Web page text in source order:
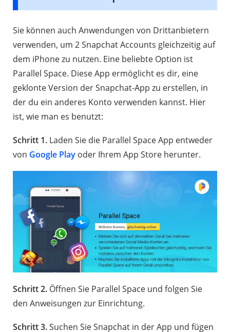
Sie können auch Anwendungen von Drittanbietern
verwenden, um 2 Snapchat Accounts gleichzeitig auf
dem iPhone zu nutzen. Eine beliebte Option ist
Parallel Space. Diese App ermöglicht es dir, eine
geklonte Version der Snapchat-App zu erstellen, in
der du ein anderes Konto verwenden kannst. Hier
ist, wie man es benutzt:
Schritt 1. Laden Sie die Parallel Space App entweder
von Google Play oder Ihrem App Store herunter.
Schritt 2. Öffnen Sie Parallel Space und folgen Sie
den Anweisungen zur Einrichtung.
Schritt 3.Suchen Sie Snapchat in der App und fügen